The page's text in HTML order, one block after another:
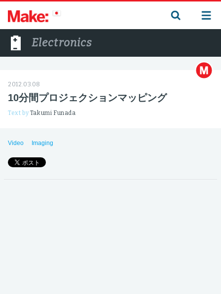
Electronics
2012.03.08
10分間プロジェクションマッピング
Text byTakumi Funada
Video Imaging